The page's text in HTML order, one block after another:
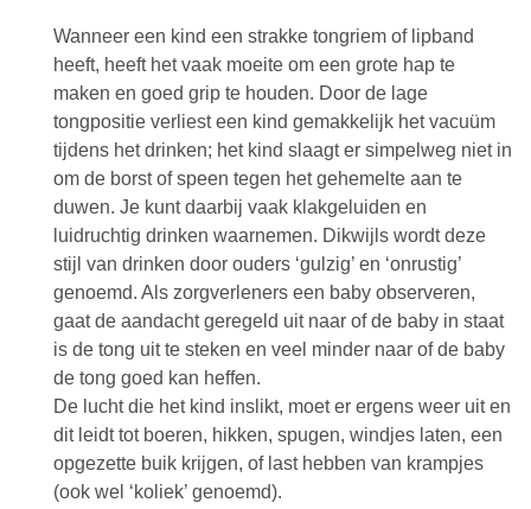
Wanneer een kind een strakke tongriem of lipband
heeft, heeft het vaak moeite om een grote hap te
maken en goed grip te houden. Door de lage
tongpositie verliest een kind gemakkelijk het vacuüm
tijdens het drinken; het kind slaagt er simpelweg niet in
om de borst of speen tegen het gehemelte aan te
duwen. Je kunt daarbij vaak klakgeluiden en
luidruchtig drinken waarnemen. Dikwijls wordt deze
stijl van drinken door ouders ‘gulzig’ en ‘onrustig’
genoemd. Als zorgverleners een baby observeren,
gaat de aandacht geregeld uit naar of de baby in staat
is de tong uit te steken en veel minder naar of de baby
de tong goed kan heffen.
De lucht die het kind inslikt, moet er ergens weer uit en
dit leidt tot boeren, hikken, spugen, windjes laten, een
opgezette buik krijgen, of last hebben van krampjes
(ook wel ‘koliek’ genoemd).